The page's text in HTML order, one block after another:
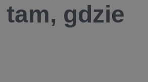
gdzie